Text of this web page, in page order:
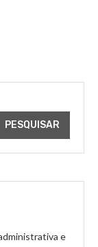
PESQUISAR
e